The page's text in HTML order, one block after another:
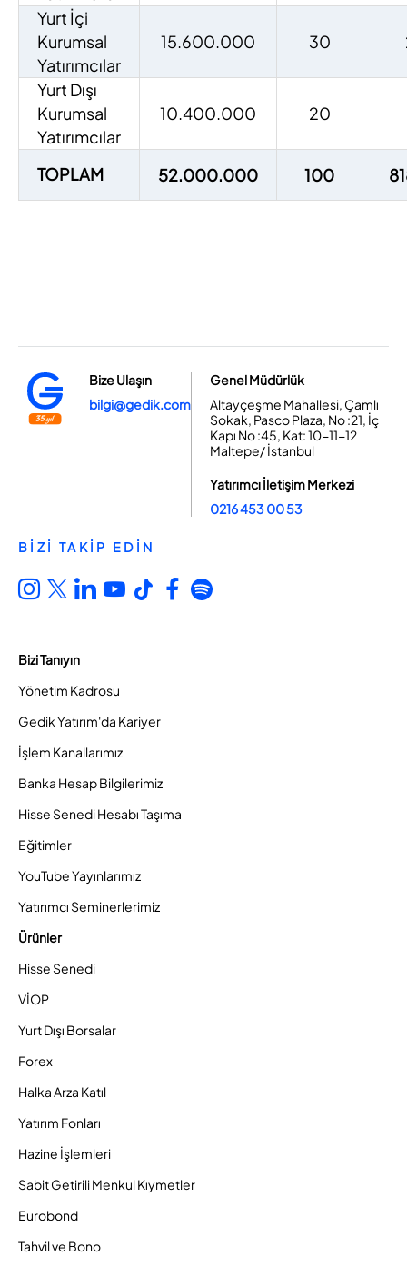
Yurt İçi
Kurumsal
Yatırımcılar
15.600.000 30
Yurt Dışı
Kurumsal
Yatırımcılar
10.400.000 20
TOPLAM 52.000.000 100
Bize Ulaşın
bilgi@gedik.com
Genel Müdürlük
Altayçeşme Mahallesi, Çamlı
Sokak, Pasco Plaza, No :21, İç
Kapı No :45, Kat: 10-11-12
Maltepe/ İstanbul
Yatırımcı İletişim Merkezi
0216 453 00 53
BİZİ TAKİP EDİN
Bizi Tanıyın
Yönetim Kadrosu
Gedik Yatırım'da Kariyer
İşlem Kanallarımız
Banka Hesap Bilgilerimiz
Hisse Senedi Hesabı Taşıma
Eğitimler
YouTube Yayınlarımız
Yatırımcı Seminerlerimiz
Ürünler
Hisse Senedi
VİOP
Yurt Dışı Borsalar
Forex
Halka Arza Katıl
Yatırım Fonları
Hazine İşlemleri
Sabit Getirili Menkul Kıymetler
Eurobond
Tahvil ve Bono